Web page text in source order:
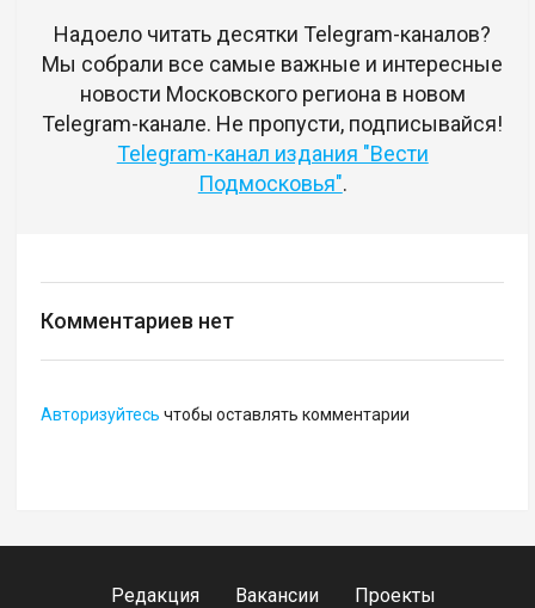
Надоело читать десятки Telegram-каналов?
Мы собрали все самые важные и интересные
новости Московского региона в новом
Telegram-канале. Не пропусти, подписывайся!
Telegram-канал издания "Вести
Подмосковья".
Комментариев нет
Авторизуйтесь чтобы оставлять комментарии
Редакция Вакансии
Проекты